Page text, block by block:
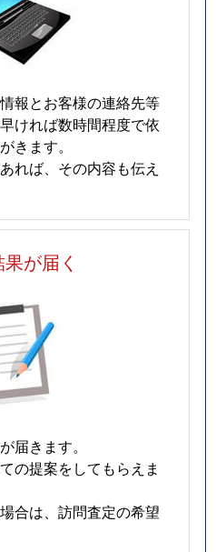
報とお客様の連絡先等
ければ数時間程度で依
きます。
れば、その内容も伝え
が届く
届きます。
の提案をしてもらえま
合は、訪問査定の希望